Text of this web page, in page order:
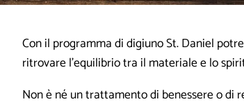
Con il programma di digiuno St. Daniel
ritrovare l’equilibrio tra il materiale e lo
Non è né un trattamento di benessere o di